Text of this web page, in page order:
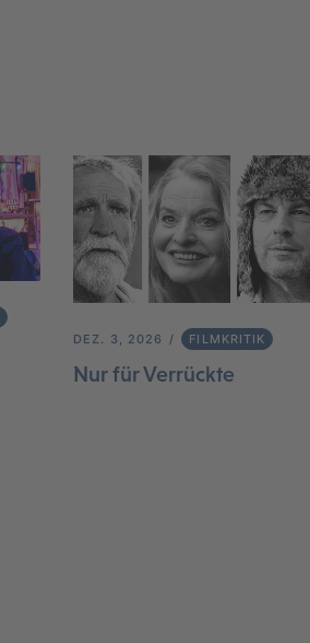
DEZ. 3, 2026 FILMKRITIK
Nur für Verrückte